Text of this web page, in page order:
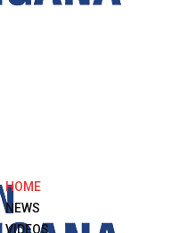
HOME
NEWS
VIDEOS